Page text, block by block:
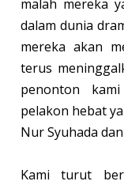
malah mereka
dalam dunia
mereka akan
terus
penonton
pelakon hebat
Nur Syuhada
Kami turut